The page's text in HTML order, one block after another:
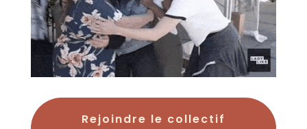
Rejoindre le collectif